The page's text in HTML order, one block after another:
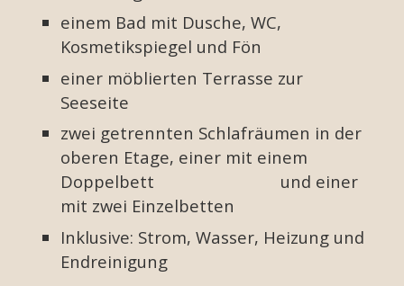
einem Bad mit Dusche, WC,
Kosmetikspiegel und Fön
einer möblierten Terrasse zur
Seeseite
zwei getrennten Schlafräumen in der
oberen Etage, einer mit einem
Doppelbett und einer
mit zwei Einzelbetten
Inklusive: Strom, Wasser, Heizung und
Endreinigung